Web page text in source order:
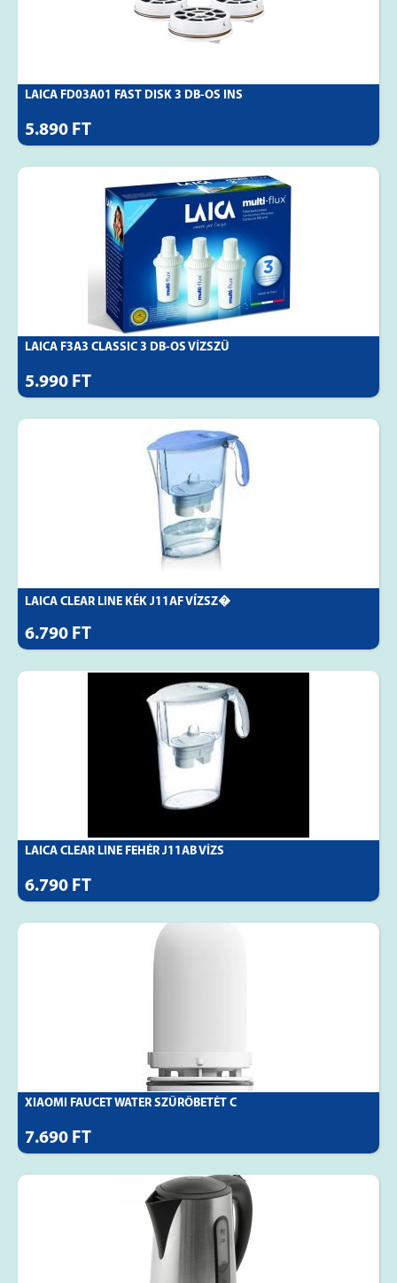
LAICA FD03A01 FAST DISK 3 DB-OS INS
5.890 FT
LAICA F3A3 CLASSIC 3 DB-OS VÍZSZŰ
5.990 FT
LAICA CLEAR LINE KÉK J11AF VÍZSZ�
6.790 FT
LAICA CLEAR LINE FEHÉR J11AB VÍZS
6.790 FT
XIAOMI FAUCET WATER SZŰRŐBETÉT C
7.690 FT